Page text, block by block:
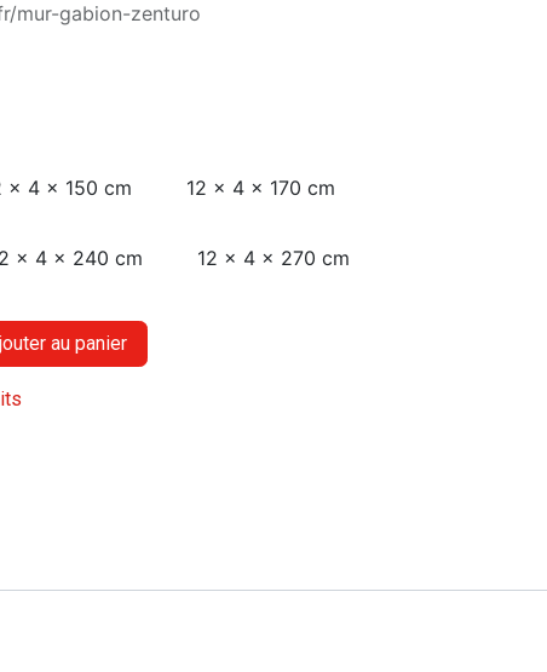
mur-gabion-zenturo
x 4 x 150 cm 12 x 4 x 170 cm
x 4 x 240 cm 12 x 4 x 270 cm
au panier